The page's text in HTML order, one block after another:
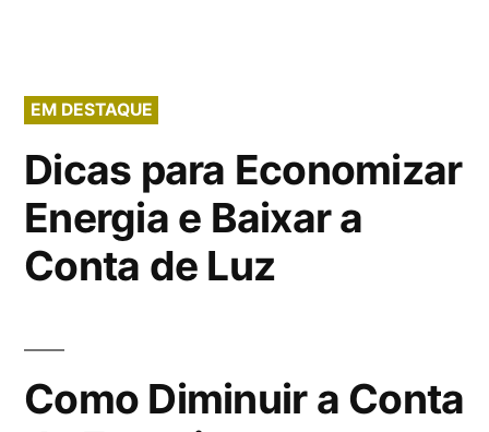
EM DESTAQUE
Dicas para Economizar
Energia e Baixar a
Conta de Luz
Como Diminuir a Conta